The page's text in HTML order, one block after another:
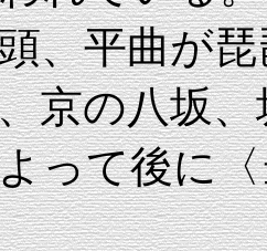
平曲が琵
京の八坂
って後に